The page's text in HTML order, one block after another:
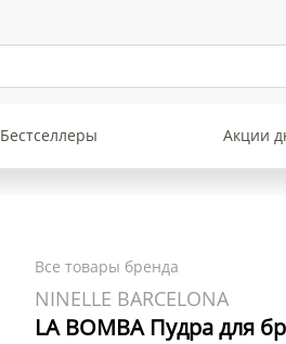
Бестселлеры Акции
Все товары бренда
NINELLE BARCELONA
LA BOMBA Пудра для